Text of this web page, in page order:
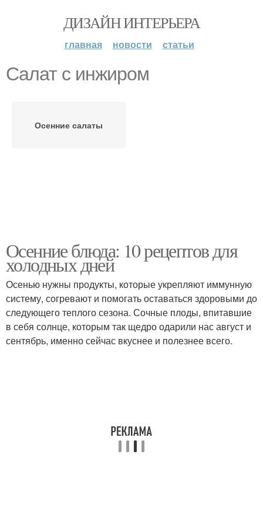
ДИЗАЙН ИНТЕРЬЕРА
главная новости статьи
Салат с инжиром
Осенние салаты
Осенние блюда: 10 рецептов для
холодных дней
Осенью нужны продукты, которые укрепляют иммунную
систему, согревают и помогать оставаться здоровыми до
следующего теплого сезона. Сочные плоды, впитавшие
в себя солнце, которым так щедро одарили нас август и
сентябрь, именно сейчас вкуснее и полезнее всего.